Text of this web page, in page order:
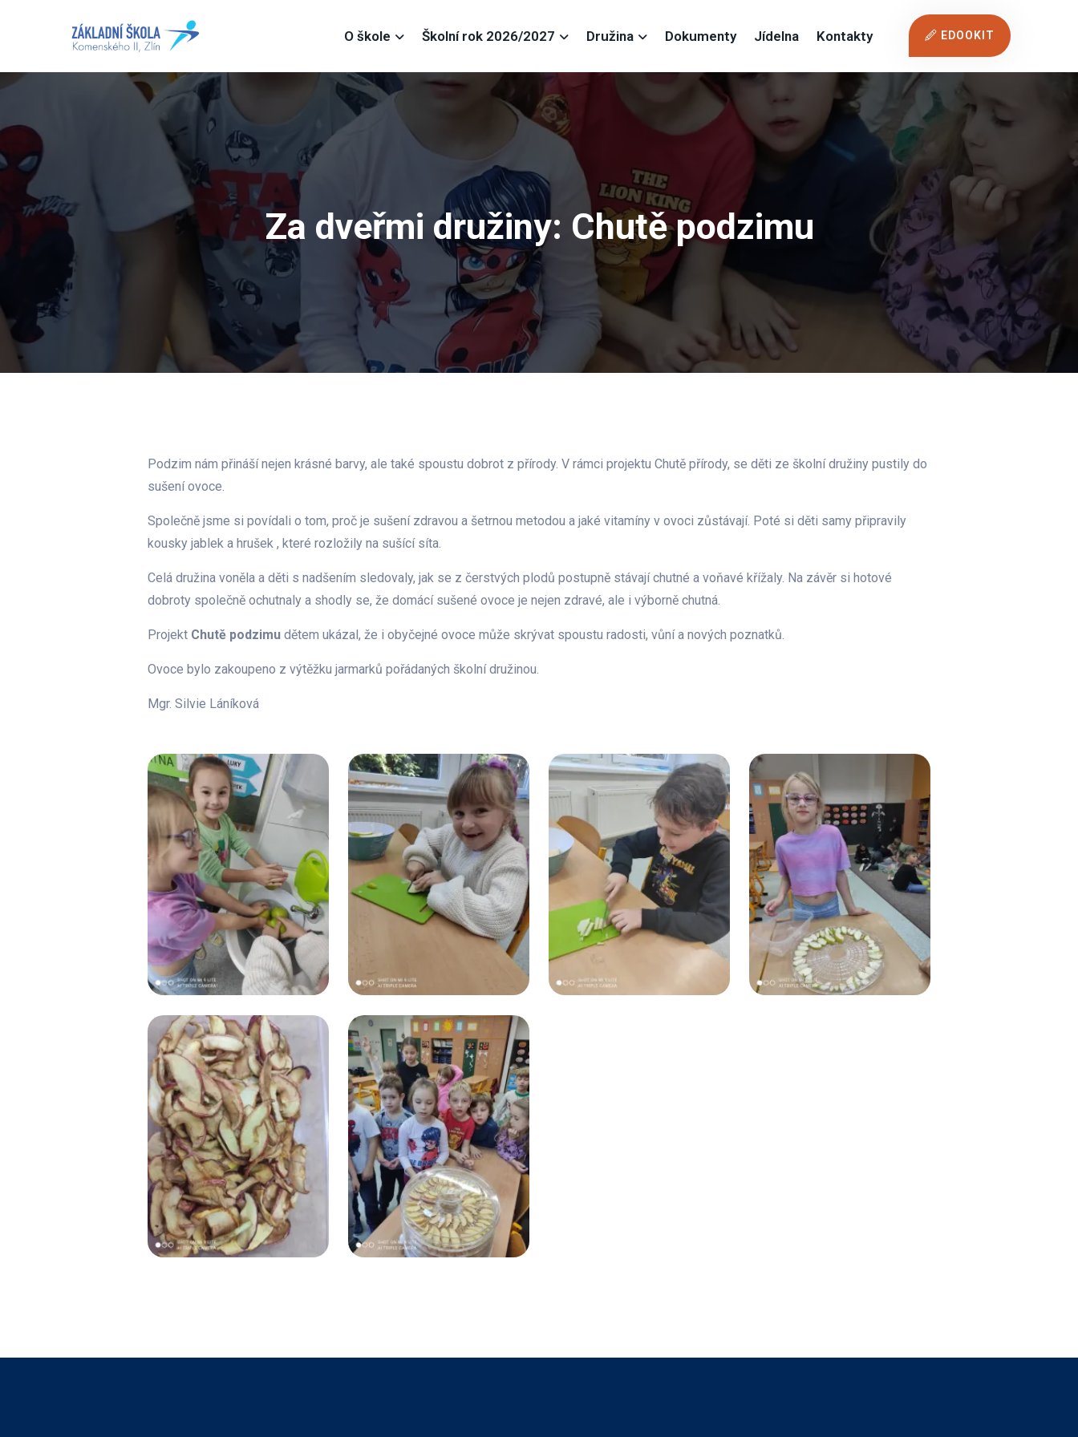
O škole Školní rok 2026/2027 Družina Dokumenty Jídelna Kontakty EDOOKIT
Za dveřmi družiny: Chutě podzimu
Podzim nám přináší nejen krásné barvy, ale také spoustu dobrot z přírody. V rámci projektu Chutě přírody, se děti ze školní družiny pustily do
sušení ovoce.
Společně jsme si povídali o tom, proč je sušení zdravou a šetrnou metodou a jaké vitamíny v ovoci zůstávají. Poté si děti samy připravily
kousky jablek a hrušek , které rozložily na sušící síta.
Celá družina voněla a děti s nadšením sledovaly, jak se z čerstvých plodů postupně stávají chutné a voňavé křížaly. Na závěr si hotové
dobroty společně ochutnaly a shodly se, že domácí sušené ovoce je nejen zdravé, ale i výborně chutná.
Projekt Chutě podzimu dětem ukázal, že i obyčejné ovoce může skrývat spoustu radosti, vůní a nových poznatků.
Ovoce bylo zakoupeno z výtěžku jarmarků pořádaných školní družinou.
Mgr. Silvie Láníková